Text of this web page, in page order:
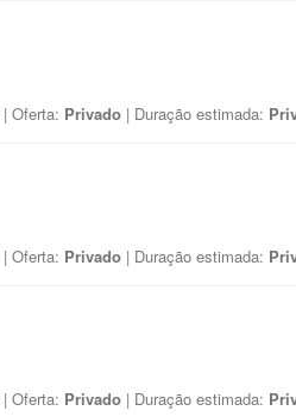
| Oferta: Privado | Duração estimada:
| Oferta: Privado | Duração estimada:
| Oferta: Privado | Duração estimada: